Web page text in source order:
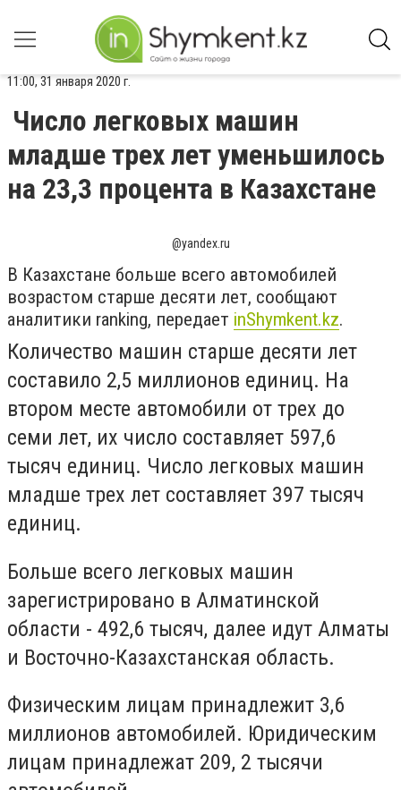
11:00, 31 января 2020 г.
Число легковых машин
младше трех лет уменьшилось
на 23,3 процента в Казахстане
@yandex.ru
В Казахстане больше всего автомобилей
возрастом старше десяти лет, сообщают
аналитики ranking, передает inShymkent.kz.
Количество машин старше десяти лет
составило 2,5 миллионов единиц. На
втором месте автомобили от трех до
семи лет, их число составляет 597,6
тысяч единиц. Число легковых машин
младше трех лет составляет 397 тысяч
единиц.
Больше всего легковых машин
зарегистрировано в Алматинской
области - 492,6 тысяч, далее идут Алматы
и Восточно-Казахстанская область.
Физическим лицам принадлежит 3,6
миллионов автомобилей. Юридическим
лицам принадлежат 209, 2 тысячи